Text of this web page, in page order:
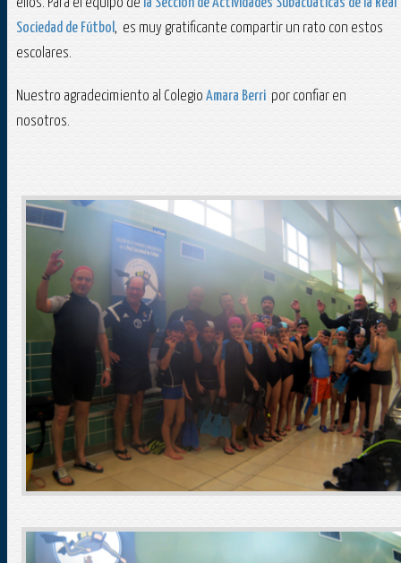
ellos. Para el equipo de la Sección de Actividades Subacuáticas de la Real
Sociedad de Fútbol , es muy gratificante compartir un rato con estos
escolares.
Nuestro agradecimiento al Colegio Amara Berri por confiar en
nosotros.